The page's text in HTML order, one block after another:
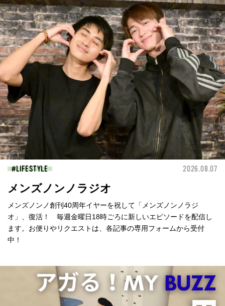
LIFESTYLE 2026.08.07
メンズノンノラジオ
メンズノンノ創刊40周年イヤーを祝して「メンズノンノラジ
オ」、復活！ 毎週金曜日18時ごろに新しいエピソードを配信し
ます。お便りやリクエストは、各記事の専用フォームから受付
中！